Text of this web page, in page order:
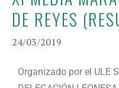
DE REYES
24/03/2019
Organizado por el ULE